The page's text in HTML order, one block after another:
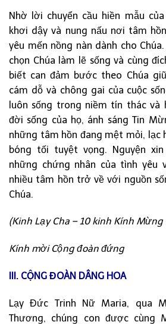
Nhờ lời chuyển cầu hiền mẫu
khơi dậy và nung nấu nơi tâm
yêu mến nồng nàn dành cho
chọn Chúa làm lẽ sống và cùng
biết can đảm bước theo Chúa
cám dỗ và chông gai của cuộc
luôn sống trong niềm tín thác và
đời sống của họ, ánh sáng Tin
những tâm hồn đang mệt mỏi, lạc
bóng tối tuyệt vọng. Nguyện
những chứng nhân của tình yêu
nhiều tâm hồn trở về với nguồn
Chúa.
(Kinh Lạy Cha – 10 kinh Kính
Kính mời Cộng đoàn đứng
III. CỘNG ĐOÀN DÂNG HOA
Lạy Đức Trinh Nữ Maria, qua
Thương, chúng con được cùng